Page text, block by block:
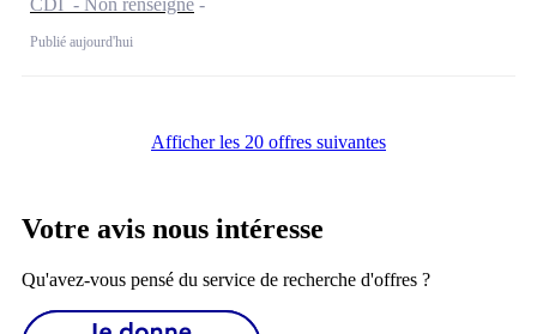
CDI - Non renseigné
Publié aujourd'hui
Afficher les 20 offres suivantes
Votre avis nous intéresse
Qu'avez-vous pensé du service de recherche d'offres ?